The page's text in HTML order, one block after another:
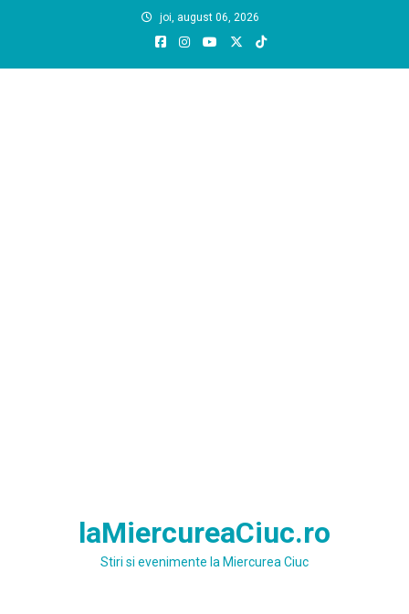
joi, august 06, 2026
laMiercureaCiuc.ro
Stiri si evenimente la Miercurea Ciuc